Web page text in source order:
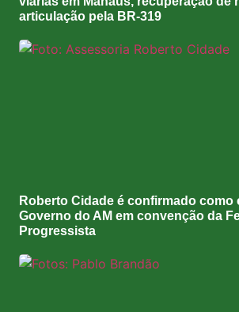
articulação pela BR-319
Roberto Cidade é confirmado como
Governo do AM em convenção da
Progressista